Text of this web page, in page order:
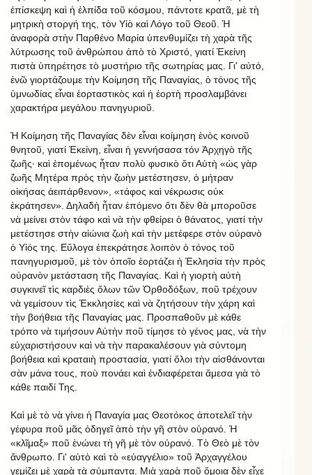
ἐπίσκεψη καὶ ἡ ἐλπίδα τοῦ κόσμου, πάντοτε κρατᾶ, μὲ τὴ
μητρικὴ στοργή της, τὸν Υἱὸ καὶ Λόγο τοῦ Θεοῦ. Ἡ
ἀναφορὰ στὴν Παρθένο Μαρία ὑπενθυμίζει τὴ χαρὰ τῆς
λύτρωσης τοῦ ἀνθρώπου ἀπὸ τὸ Χριστό, γιατί Ἐκείνη
πιστὰ ὑπηρέτησε τὸ μυστήριο τῆς σωτηρίας μας. Γι' αὐτό,
ἐνῶ γιορτάζουμε τὴν Κοίμηση τῆς Παναγίας, ὁ τόνος τῆς
ὑμνωδίας εἶναι ἑορταστικὸς καὶ ἡ ἑορτὴ προσλαμβάνει
χαρακτήρα μεγάλου πανηγυριοῦ.
Ἡ Κοίμηση τῆς Παναγίας δὲν εἶναι κοίμηση ἑνὸς κοινοῦ
θνητοῦ, γιατί Ἐκείνη, εἶναι ἡ γεννήσασα τόν Ἀρχηγὸ τῆς
ζωῆς· καὶ ἑπομένως ἦταν πολὺ φυσικὸ ὅτι Αὐτὴ «ὡς γὰρ
ζωῆς Μητέρα πρὸς τὴν ζωὴν μετέστησεν, ὁ μήτραν
οἰκήσας ἀειπάρθενον», «τάφος καὶ νέκρωσις οὐκ
ἐκράτησεν». Δηλαδὴ ἦταν ἑπόμενο ὅτι δὲν θὰ μποροῦσε
νὰ μείνει στὸν τάφο καὶ νὰ τὴν φθείρει ὁ θάνατος, γιατί τὴν
μετέστησε στὴν αἰώνια ζωὴ καὶ τὴν μετέφερε στὸν οὐρανὸ
ὁ Υἱός της. Εὔλογα ἐπεκράτησε λοιπὸν ὁ τόνος τοῦ
πανηγυρισμοῦ, μὲ τὸν ὁποῖο ἑορτάζει ἡ Ἐκλησία τὴν πρὸς
οὐρανὸν μετάσταση τῆς Παναγίας. Καὶ ἡ γιορτὴ αὐτὴ
συγκινεῖ τὶς καρδιὲς ὅλων τῶν Ὀρθοδόξων, ποῦ τρέχουν
νὰ γεμίσουν τὶς Ἐκκλησίες καὶ νὰ ζητήσουν τὴν χάρη καὶ
τὴν βοήθεια τῆς Παναγίας μας. Προσπαθοῦν μὲ κάθε
τρόπο νὰ τιμήσουν Αὐτὴν ποῦ τίμησε τὸ γένος μας, νὰ τὴν
εὐχαριστήσουν καὶ νὰ τὴν παρακαλέσουν γιὰ σύντομη
βοήθεια καὶ κραταιὴ προστασία, γιατί ὅλοι τὴν αἰσθάνονται
σὰν μάνα τους, ποὺ πονάει καὶ ἐνδιαφέρεται ἄμεσα γιὰ τὸ
κάθε παιδί Της.
Καὶ μὲ τὸ νὰ γίνει ἡ Παναγία μας Θεοτόκος ἀποτελεῖ τὴν
γέφυρα ποῦ μᾶς ὁδηγεῖ ἀπὸ τὴν γῆ στὸν οὐρανό. Ἡ
«κλῖμαξ» ποῦ ἑνώνει τὴ γῆ μὲ τὸν οὐρανό. Τὸ Θεὸ μὲ τὸν
ἄνθρωπο. Γι' αὐτὸ καὶ τὸ «εὐαγγέλιο» τοῦ Ἀρχαγγέλου
γεμίζει μὲ χαρὰ τὰ σύμπαντα. Μιὰ χαρὰ ποῦ ὅμοια δὲν εἶχε